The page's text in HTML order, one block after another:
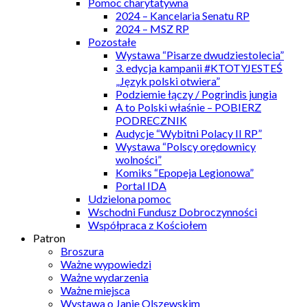
2024 – Kancelaria Senatu RP
2024 – MSZ RP
Pozostałe
Wystawa “Pisarze dwudziestolecia”
3. edycja kampanii #KTOTYJESTEŚ
„Język polski otwiera”
Podziemie łączy / Pogrindis jungia
A to Polski właśnie – POBIERZ
PODRECZNIK
Audycje “Wybitni Polacy II RP”
Wystawa “Polscy orędownicy
wolności”
Komiks “Epopeja Legionowa”
Portal IDA
Udzielona pomoc
Wschodni Fundusz Dobroczynności
Współpraca z Kościołem
Patron
Broszura
Ważne wypowiedzi
Ważne wydarzenia
Ważne miejsca
Wystawa o Janie Olszewskim